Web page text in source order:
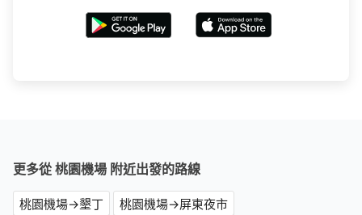
更多從 桃園機場 附近出發的路線
桃園機場→墾丁
桃園機場→屏東夜市